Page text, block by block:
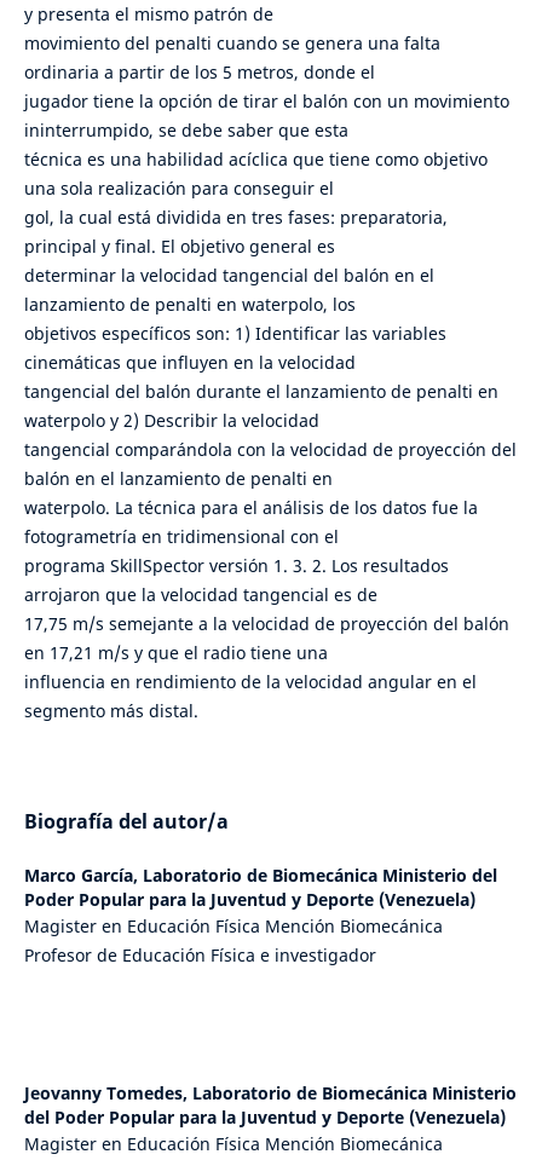
y presenta el mismo patrón de
movimiento del penalti cuando se genera una falta
ordinaria a partir de los 5 metros, donde el
jugador tiene la opción de tirar el balón con un movimiento
ininterrumpido, se debe saber que esta
técnica es una habilidad acíclica que tiene como objetivo
una sola realización para conseguir el
gol, la cual está dividida en tres fases: preparatoria,
principal y final. El objetivo general es
determinar la velocidad tangencial del balón en el
lanzamiento de penalti en waterpolo, los
objetivos específicos son: 1) Identificar las variables
cinemáticas que influyen en la velocidad
tangencial del balón durante el lanzamiento de penalti en
waterpolo y 2) Describir la velocidad
tangencial comparándola con la velocidad de proyección del
balón en el lanzamiento de penalti en
waterpolo. La técnica para el análisis de los datos fue la
fotogrametría en tridimensional con el
programa SkillSpector versión 1. 3. 2. Los resultados
arrojaron que la velocidad tangencial es de
17,75 m/s semejante a la velocidad de proyección del balón
en 17,21 m/s y que el radio tiene una
influencia en rendimiento de la velocidad angular en el
segmento más distal.
Biografía del autor/a
Marco García, Laboratorio de Biomecánica Ministerio del
Poder Popular para la Juventud y Deporte (Venezuela)
Magister en Educación Física Mención Biomecánica
Profesor de Educación Física e investigador
Jeovanny Tomedes, Laboratorio de Biomecánica Ministerio
del Poder Popular para la Juventud y Deporte (Venezuela)
Magister en Educación Física Mención Biomecánica